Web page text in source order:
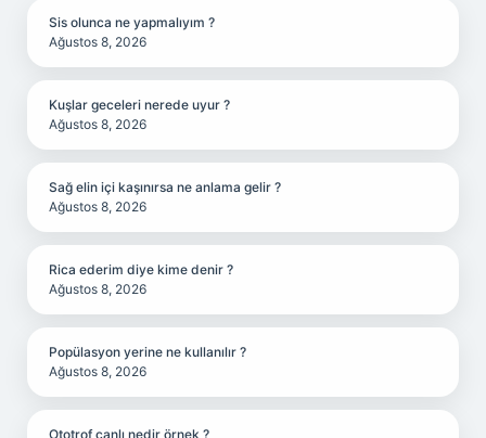
Sis olunca ne yapmalıyım ?
Ağustos 8, 2026
Kuşlar geceleri nerede uyur ?
Ağustos 8, 2026
Sağ elin içi kaşınırsa ne anlama gelir ?
Ağustos 8, 2026
Rica ederim diye kime denir ?
Ağustos 8, 2026
Popülasyon yerine ne kullanılır ?
Ağustos 8, 2026
Ototrof canlı nedir örnek ?